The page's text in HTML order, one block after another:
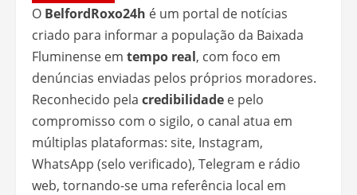
O BelfordRoxo24h é um portal de notícias
criado para informar a população da Baixada
Fluminense em tempo real, com foco em
denúncias enviadas pelos próprios moradores.
Reconhecido pela credibilidade e pelo
compromisso com o sigilo, o canal atua em
múltiplas plataformas: site, Instagram,
WhatsApp (selo verificado), Telegram e rádio
web, tornando-se uma referência local em